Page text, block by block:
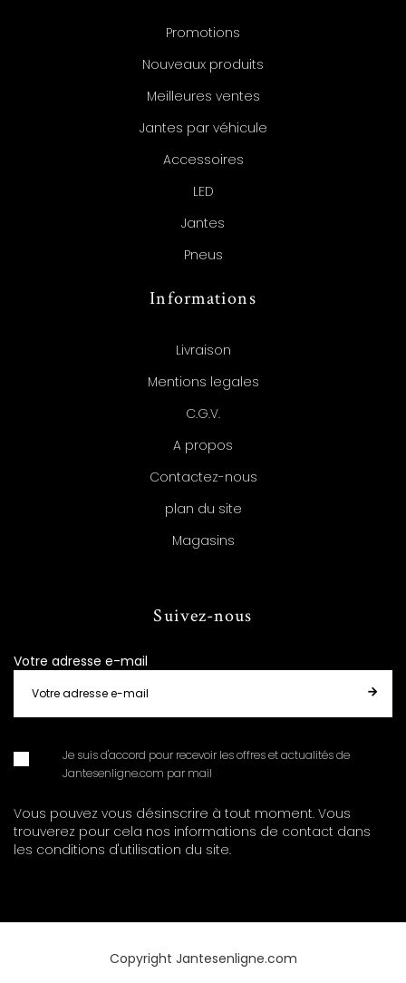
Promotions
Nouveaux produits
Meilleures ventes
Jantes par véhicule
Accessoires
LED
Jantes
Pneus
Informations
Livraison
Mentions legales
C.G.V.
A propos
Contactez-nous
plan du site
Magasins
Suivez-nous
Votre adresse e-mail
Je suis d'accord pour recevoir les offres et actualités de
Jantesenligne.com par mail
Vous pouvez vous désinscrire à tout moment. Vous
trouverez pour cela nos informations de contact dans
les conditions d'utilisation du site.
Copyright Jantesenligne.com